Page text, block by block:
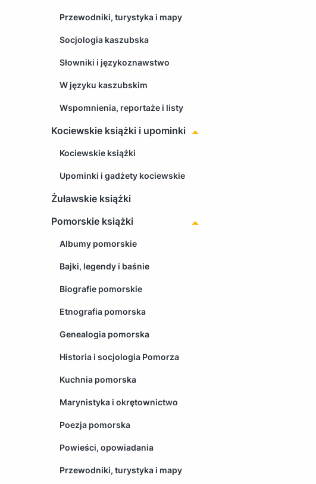
Przewodniki, turystyka i mapy
Socjologia kaszubska
Słowniki i językoznawstwo
W języku kaszubskim
Wspomnienia, reportaże i listy
Kociewskie książki i upominki
Kociewskie książki
Upominki i gadżety kociewskie
Żuławskie książki
Pomorskie książki
Albumy pomorskie
Bajki, legendy i baśnie
Biografie pomorskie
Etnografia pomorska
Genealogia pomorska
Historia i socjologia Pomorza
Kuchnia pomorska
Marynistyka i okrętownictwo
Poezja pomorska
Powieści, opowiadania
Przewodniki, turystyka i mapy